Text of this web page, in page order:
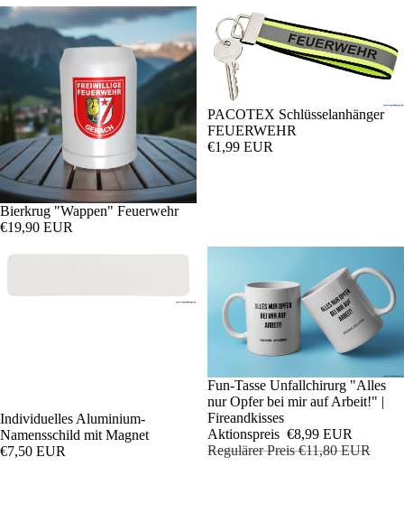
Bierkrug "Wappen" Feuerwehr
€19,90 EUR
PACOTEX Schlüsselanhänger
FEUERWEHR
€1,99 EUR
Individuelles Aluminium-
Namensschild mit Magnet
€7,50 EUR
Sale
Fun-Tasse Unfallchirurg "Alles
nur Opfer bei mir auf Arbeit!" |
Fireandkisses
Aktionspreis €8,99 EUR
Regulärer Preis€11,80 EUR